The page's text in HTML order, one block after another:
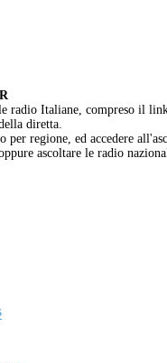
radio Italiane, compreso il
diretta.
per regione, ed accedere
ascoltare le radio